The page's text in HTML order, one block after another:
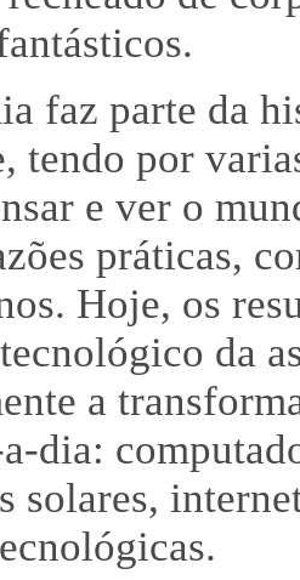
faz parte da
tendo por
e ver o
práticas,
Hoje, os
da
a
dia:
solares,